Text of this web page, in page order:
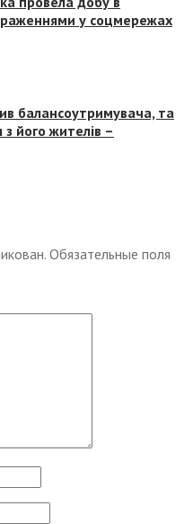
у соцмережах
балансоутримувача, та
його жителів –
Обязательные поля